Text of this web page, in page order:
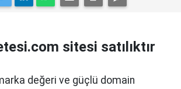
sitesi satılıktır
değeri ve güçlü domain